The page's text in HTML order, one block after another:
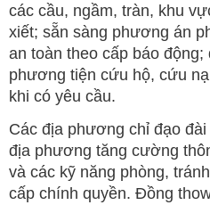
các cầu, ngầm, tràn, khu
xiết; sẵn sàng phương án
an toàn theo cấp báo
phương tiện cứu hộ, cứu
khi có yêu cầu.
Các địa phương chỉ đạo
địa phương tăng cường
và các kỹ năng phòng,
cấp chính quyền. Đồng